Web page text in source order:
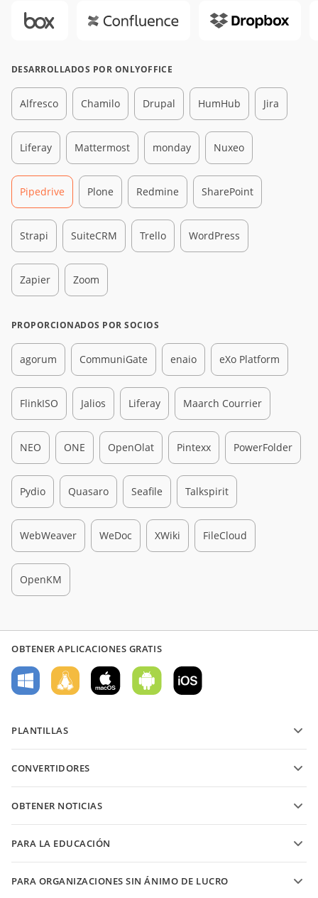
DESARROLLADOS POR ONLYOFFICE
Alfresco Chamilo Drupal HumHub Jira
Liferay Mattermost monday Nuxeo
Pipedrive Plone Redmine SharePoint
Strapi SuiteCRM Trello WordPress
Zapier Zoom
PROPORCIONADOS POR SOCIOS
agorum CommuniGate enaio eXo Platform
FlinkISO Jalios Liferay Maarch Courrier
NEO ONE OpenOlat Pintexx PowerFolder
Pydio Quasaro Seafile Talkspirit
WebWeaver WeDoc XWiki FileCloud
OpenKM
OBTENER APLICACIONES GRATIS
PLANTILLAS
Plantillas de documentos de texto
CONVERTIDORES
Convierte hojas de cálculo
OBTENER NOTICIAS
PARA LA EDUCACIÓN
Para educadores
PARA ORGANIZACIONES SIN ÁNIMO DE LUCRO